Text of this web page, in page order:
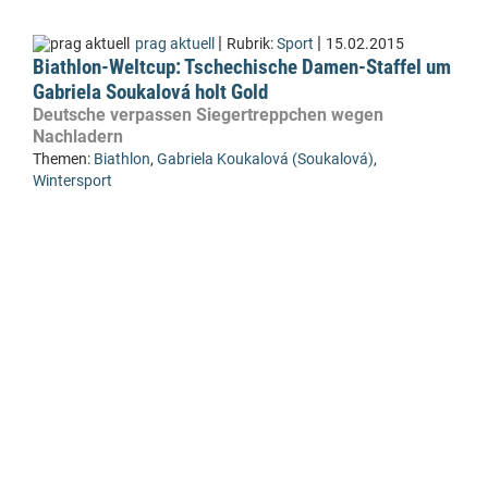
prag aktuell | Rubrik:Sport | 15.02.2015
Biathlon-Weltcup: Tschechische Damen-Staffel um
Gabriela Soukalová holt Gold
Deutsche verpassen Siegertreppchen wegen
Nachladern
Themen: Biathlon, Gabriela Koukalová (Soukalová),
Wintersport